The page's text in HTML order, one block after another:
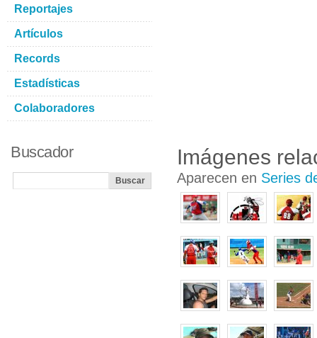
Imágenes
Aparecen en Series
Reportajes
Artículos
Records
Estadísticas
Colaboradores
Buscador